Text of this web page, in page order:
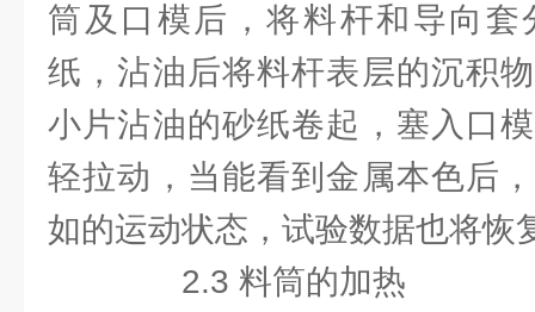
筒及口模后，将料杆和导向
纸，沾油后将料杆表层的沉积
小片沾油的砂纸卷起，塞入口
轻拉动，当能看到金属本色后
如的运动状态，试验数据也将恢
2.3 料筒的加热